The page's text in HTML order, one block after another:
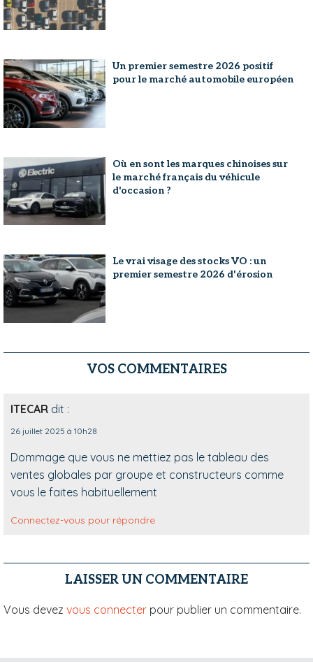
Un premier semestre 2026 positif
pour le marché automobile européen
Où en sont les marques chinoises sur
le marché français du véhicule
d'occasion ?
Le vrai visage des stocks VO : un
premier semestre 2026 d'érosion
VOS COMMENTAIRES
ITECAR dit :
26 juillet 2025 à 10h28
Dommage que vous ne mettiez pas le tableau des
ventes globales par groupe et constructeurs comme
vous le faites habituellement
Connectez-vous pour répondre
LAISSER UN COMMENTAIRE
Vous devez vous connecter pour publier un commentaire.